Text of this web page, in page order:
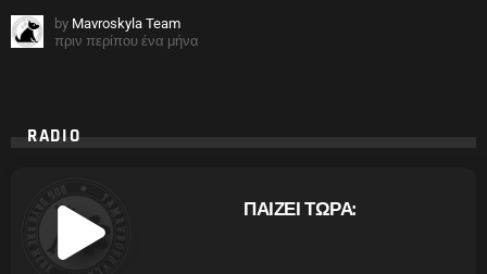
by Mavroskyla Team
πριν περίπου ένα μήνα
RADIO
ΠΑΙΖΕΙ ΤΩΡΑ: